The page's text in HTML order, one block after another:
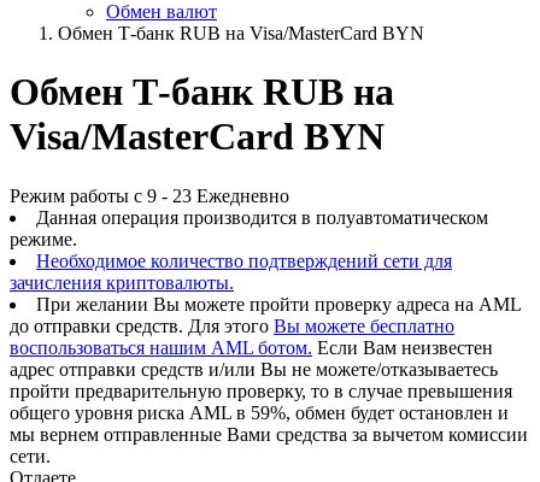
Обмен валют
Обмен Т-банк RUB на Visa/MasterCard BYN
Обмен Т-банк RUB на
Visa/MasterCard BYN
Режим работы с 9 - 23 Ежедневно
Данная операция производится в полуавтоматическом
режиме.
Необходимое количество подтверждений сети для
зачисления криптовалюты.
При желании Вы можете пройти проверку адреса на AML
до отправки средств. Для этого Вы можете бесплатно
воспользоваться нашим AML ботом. Если Вам неизвестен
адрес отправки средств и/или Вы не можете/отказываетесь
пройти предварительную проверку, то в случае превышения
общего уровня риска AML в 59%, обмен будет остановлен и
мы вернем отправленные Вами средства за вычетом комиссии
сети.
Отдаете